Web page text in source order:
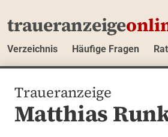
traueranzeige
Verzeichnis Häufige Fragen
Traueranzeige
Matthias